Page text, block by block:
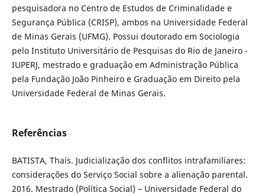
pesquisadora no Centro de Estudos de Criminalidade e
Segurança Pública (CRISP), ambos na Universidade Federal
de Minas Gerais (UFMG). Possui doutorado em Sociologia
pelo Instituto Universitário de Pesquisas do Rio de Janeiro -
IUPERJ, mestrado e graduação em Administração Pública
pela Fundação João Pinheiro e Graduação em Direito pela
Universidade Federal de Minas Gerais.
Referências
BATISTA, Thaís. Judicialização dos conflitos intrafamiliares:
considerações do Serviço Social sobre a alienação parental.
2016. Mestrado (Política Social) – Universidade Federal do